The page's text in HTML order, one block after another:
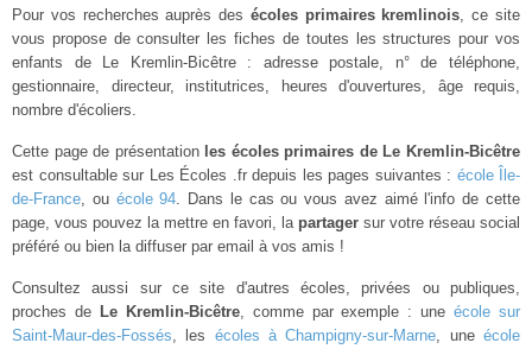
Pour vos recherches auprès des écoles primaires kremlinois, ce site
vous propose de consulter les fiches de toutes les structures pour vos
enfants de Le Kremlin-Bicêtre : adresse postale, n° de téléphone,
gestionnaire, directeur, institutrices, heures d'ouvertures, âge requis,
nombre d'écoliers.
Cette page de présentation les écoles primaires de Le Kremlin-Bicêtre
est consultable sur Les Écoles .fr depuis les pages suivantes : école Île-
de-France, ou école 94. Dans le cas ou vous avez aimé l'info de cette
page, vous pouvez la mettre en favori, la partager sur votre réseau social
préféré ou bien la diffuser par email à vos amis !
Consultez aussi sur ce site d'autres écoles, privées ou publiques,
proches de Le Kremlin-Bicêtre, comme par exemple : uneécole sur
Saint-Maur-des-Fossés, les écoles à Champigny-sur-Marne, uneécole